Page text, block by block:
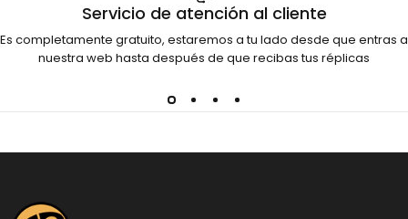
Servicio de atención al cliente
Es completamente gratuito, estaremos a tu lado desde que entras a
nuestra web hasta después de que recibas tus réplicas
Dinosauria Creatures